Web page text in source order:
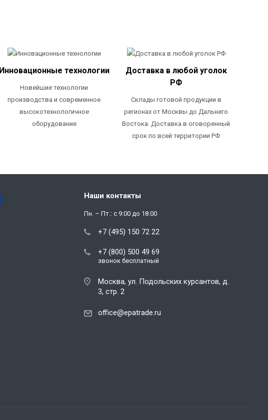
Инновационные технологии
Новейшие технологии
производства и современное
высокотехнологичное
оборудование
Доставка в любой уголок
РФ
Склады готовой продукции в
регионах от Москвы до Дальнего
Востока. Доставка в оговоренный
срок по всей территории РФ
Наши контакты
Пн. – Пт.: с 9:00 до 18:00
+7 (495) 150 72 22
+7 (800) 500 49 69
звонок бесплатный
Москва, ул. Подольских курсантов, д.
3, стр. 2
office@epatrade.ru